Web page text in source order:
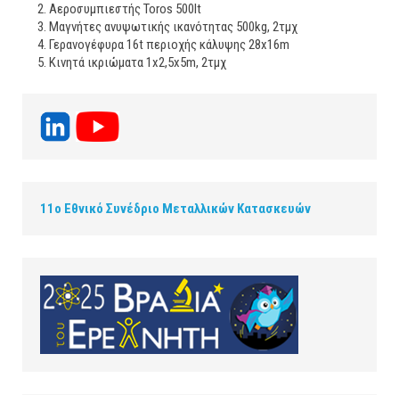
Αεροσυμπιεστής Toros 500lt
Μαγνήτες ανυψωτικής ικανότητας 500kg, 2τμχ
Γερανογέφυρα 16t περιοχής κάλυψης 28x16m
Κινητά ικριώματα 1x2,5x5m, 2τμχ
11ο Εθνικό Συνέδριο Μεταλλικών Κατασκευών